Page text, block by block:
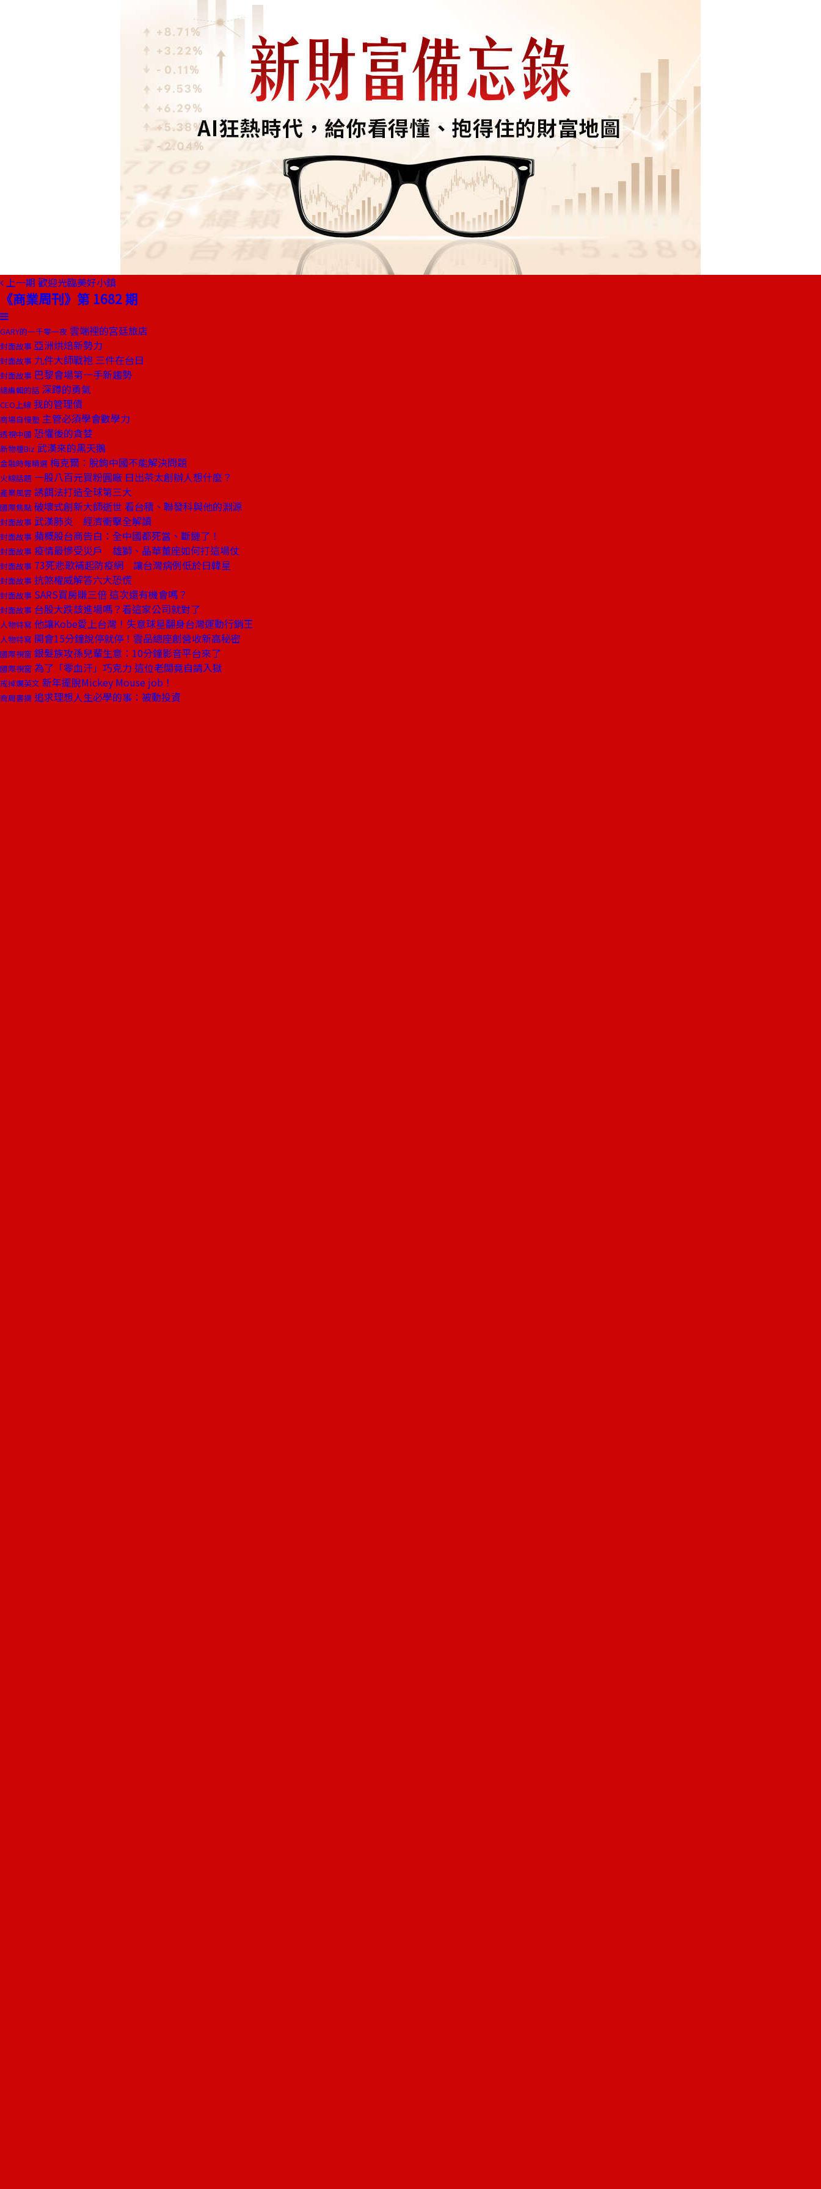
上一期 歡迎光臨美好小鎮
《商業周刊》第 1682 期
GARY的一千零一夜 雲端裡的宮廷旅店
封面故事 亞洲烘焙新勢力
封面故事 九件大師戰袍 三件在台日
封面故事 巴黎會場第一手新趨勢
總編輯的話 深蹲的勇氣
CEO上線 我的管理債
商場自慢塾 主管必須學會數學力
透視中國 恐懼後的貪婪
新物種Biz 武漢來的黑天鵝
金融時報精選 梅克爾：脫鉤中國不能解決問題
火線話題 一股八百元買粉圓廠 日出茶太創辦人想什麼？
產業風雲 誘餌法打造全球第三大
國際焦點 破壞式創新大師逝世 看台積、聯發科與他的淵源
封面故事 武漢肺炎 經濟衝擊全解讀
封面故事 蘋概股台商告白：全中國都死當、斷鏈了！
封面故事 疫情最慘受災戶 雄獅、晶華董座如何打這場仗
封面故事 73死悲歌補起防疫網 讓台灣病例低於日韓星
封面故事 抗煞權威解答六大恐慌
封面故事 SARS買房賺三倍 這次還有機會嗎？
封面故事 台股大跌該進場嗎？看這家公司就對了
人物特寫 他讓Kobe愛上台灣！失意球星翻身台灣運動行銷王
人物特寫 開會15分鐘說停就停！雲品總座創營收新高秘密
國際視窗 銀髮族攻孫兒輩生意：10分鐘影音平台來了
國際視窗 為了「零血汗」巧克力 這位老闆竟自請入獄
戒掉爛英文 新年擺脫Mickey Mouse job！
商周書摘 追求理想人生必學的事：被動投資